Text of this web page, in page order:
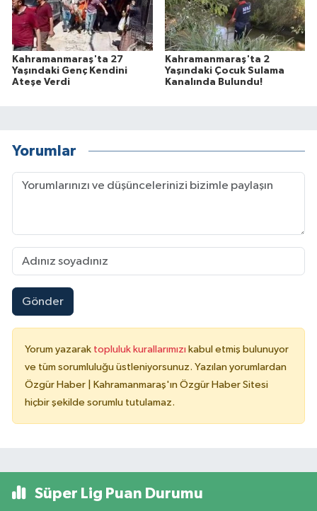
Kahramanmaraş'ta 27
Yaşındaki Genç Kendini
Ateşe Verdi
Kahramanmaraş'ta 2
Yaşındaki Çocuk Sulama
Kanalında Bulundu!
Yorumlar
Gönder
Yorum yazarak topluluk kurallarımızı kabul etmiş bulunuyor
ve tüm sorumluluğu üstleniyorsunuz. Yazılan yorumlardan
Özgür Haber | Kahramanmaraş'ın Özgür Haber Sitesi
hiçbir şekilde sorumlu tutulamaz.
Süper Lig Puan Durumu